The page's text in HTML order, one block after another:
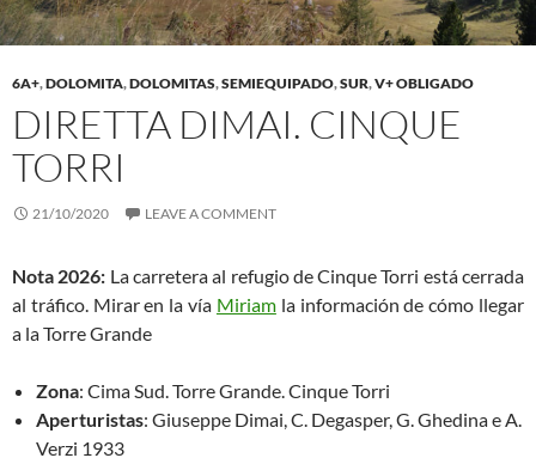
6A+,DOLOMITA,DOLOMITAS,SEMIEQUIPADO,SUR,V+ OBLIGADO
DIRETTA DIMAI. CINQUE
TORRI
21/10/2020 LEAVE A COMMENT
Nota 2026: La carretera al refugio de Cinque Torri está cerrada
al tráfico. Mirar en la vía Miriamla información de cómo llegar
a la Torre Grande
Zona: Cima Sud. Torre Grande. Cinque Torri
Aperturistas: Giuseppe Dimai, C. Degasper, G. Ghedina e A.
Verzi 1933